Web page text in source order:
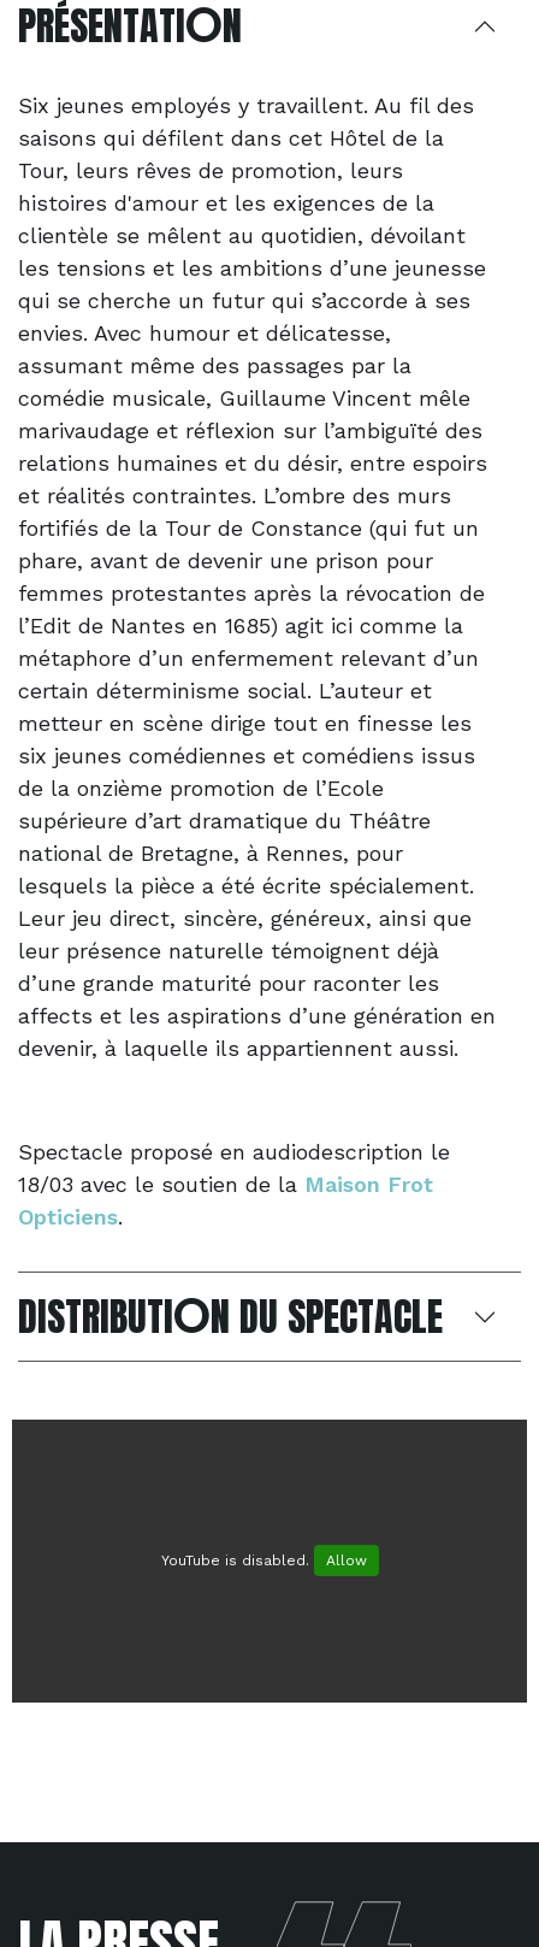
YouTube is disabled. Allow
PRÉSENTATION
Six jeunes employés y travaillent. Au fil des
saisons qui défilent dans cet Hôtel de la
Tour, leurs rêves de promotion, leurs
histoires d'amour et les exigences de la
clientèle se mêlent au quotidien, dévoilant
les tensions et les ambitions d’une jeunesse
qui se cherche un futur qui s’accorde à ses
envies. Avec humour et délicatesse,
assumant même des passages par la
comédie musicale, Guillaume Vincent mêle
marivaudage et réflexion sur l’ambiguïté des
relations humaines et du désir, entre espoirs
et réalités contraintes. L’ombre des murs
fortifiés de la Tour de Constance (qui fut un
phare, avant de devenir une prison pour
femmes protestantes après la révocation de
l’Edit de Nantes en 1685) agit ici comme la
métaphore d’un enfermement relevant d’un
certain déterminisme social. L’auteur et
metteur en scène dirige tout en finesse les
six jeunes comédiennes et comédiens issus
de la onzième promotion de l’Ecole
supérieure d’art dramatique du Théâtre
national de Bretagne, à Rennes, pour
lesquels la pièce a été écrite spécialement.
Leur jeu direct, sincère, généreux, ainsi que
leur présence naturelle témoignent déjà
d’une grande maturité pour raconter les
affects et les aspirations d’une génération en
devenir, à laquelle ils appartiennent aussi.
Spectacle proposé en audiodescription le
18/03 avec le soutien de la Maison Frot
Opticiens.
DISTRIBUTION DU SPECTACLE